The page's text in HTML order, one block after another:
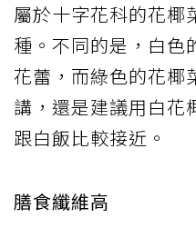
屬於十字花科的花椰
種。不同的是，白色
花蕾，而綠色的花椰
講，還是建議用白花
跟白飯比較接近。
膳食纖維高